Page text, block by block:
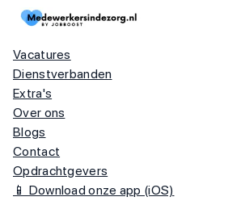
Vacatures
Dienstverbanden
Extra's
Over ons
Blogs
Contact
Opdrachtgevers
📱 Download onze app (iOS)